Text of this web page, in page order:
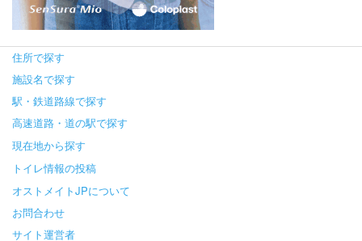
住所で探す
施設名で探す
駅・鉄道路線で探す
高速道路・道の駅で探す
現在地から探す
トイレ情報の投稿
オストメイトJPについて
お問合わせ
サイト運営者